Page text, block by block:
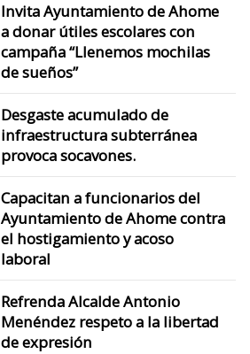
Invita Ayuntamiento de Ahome
a donar útiles escolares con
campaña “Llenemos mochilas
de sueños”
Desgaste acumulado de
infraestructura subterránea
provoca socavones.
Capacitan a funcionarios del
Ayuntamiento de Ahome contra
el hostigamiento y acoso
laboral
Refrenda Alcalde Antonio
Menéndez respeto a la libertad
de expresión